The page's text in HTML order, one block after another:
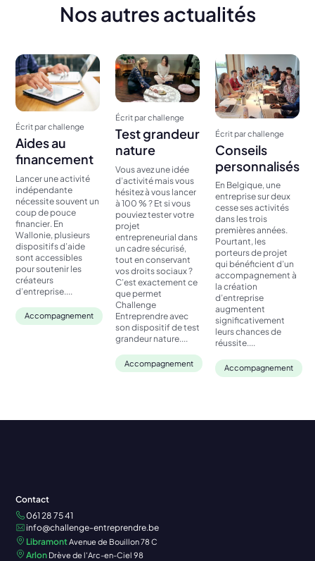
Nos autres actualités
Écrit par challenge
Aides au
financement
Lancer une activité
indépendante
nécessite souvent un
coup de pouce
financier. En
Wallonie, plusieurs
dispositifs d’aide
sont accessibles
pour soutenir les
créateurs
d’entreprise....
Accompagnement
Écrit par challenge
Test grandeur
nature
Vous avez une idée
d’activité mais vous
hésitez à vous lancer
à 100 % ? Et si vous
pouviez tester votre
projet
entrepreneurial dans
un cadre sécurisé,
tout en conservant
vos droits sociaux ?
C’est exactement ce
que permet
Challenge
Entreprendre avec
son dispositif de test
grandeur nature....
Accompagnement
Écrit par challenge
Conseils
personnalisés
En Belgique, une
entreprise sur deux
cesse ses activités
dans les trois
premières années.
Pourtant, les
porteurs de projet
qui bénéficient d’un
accompagnement à
la création
d’entreprise
augmentent
significativement
leurs chances de
réussite....
Accompagnement
Contact
061 28 75 41
info@challenge-entreprendre.be
Libramont Avenue de Bouillon 78 C
Arlon Drève de l'Arc-en-Ciel 98